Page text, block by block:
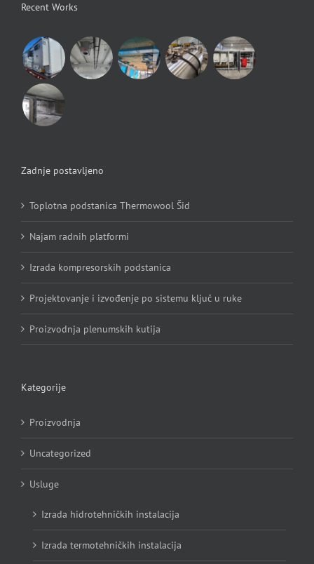
Recent Works
Zadnje postavljeno
Toplotna podstanica Thermowool Šid
Najam radnih platformi
Izrada kompresorskih podstanica
Projektovanje i izvođenje po sistemu ključ u ruke
Proizvodnja plenumskih kutija
Kategorije
Proizvodnja
Uncategorized
Usluge
Izrada hidrotehničkih instalacija
Izrada termotehničkih instalacija